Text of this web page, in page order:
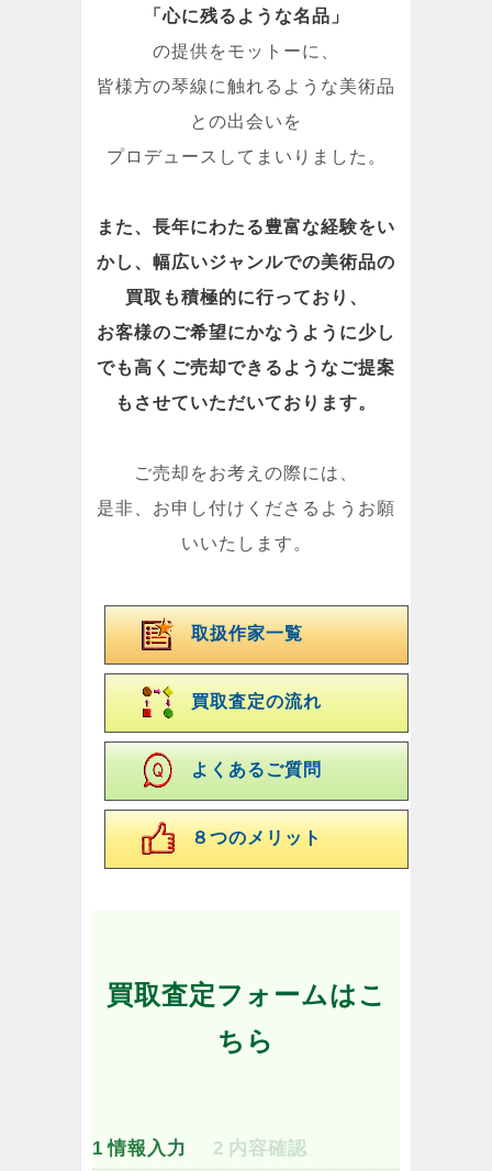
「心に残るような名品」
の提供をモットーに、
皆様方の琴線に触れるような美術品
との出会いを
プロデュースしてまいりました。
また、長年にわたる豊富な経験をい
かし、幅広いジャンルでの美術品の
買取も積極的に行っており、
お客様のご希望にかなうように少し
でも高くご売却できるようなご提案
もさせていただいております。
ご売却をお考えの際には、
是非、お申し付けくださるようお願
いいたします。
取扱作家一覧
買取査定の流れ
よくあるご質問
８つのメリット
買取査定フォームはこ
ちら
1 情報入力 2 内容確認